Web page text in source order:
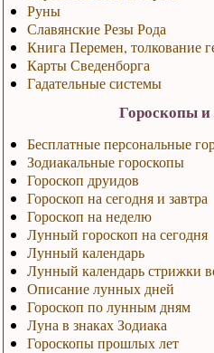
Руны
Славянские Резы Рода
Книга Перемен, толкование
Карты Сведенборга
Гадательные системы
Гороскопы
Бесплатные персональные
Зодиакальные гороскопы
Гороскоп друидов
Гороскоп на сегодня и завтра
Гороскоп на неделю
Лунный гороскоп на сегодня
Лунный календарь
Лунный календарь стрижки
Описание лунных дней
Гороскоп по лунным дням
Луна в знаках Зодиака
Гороскопы прошлых лет